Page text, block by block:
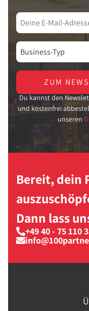
ZUM
Du kannst den
und kostenfrei
unseren
Bereit, dein
Dann lass
+49 40 - 75 110